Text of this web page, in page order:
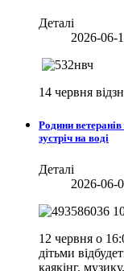
Деталі
2026-06-
14 червня
Родини
зустріч на воді
Деталі
2026-06-
12 червня о
дітьми
каякінг,